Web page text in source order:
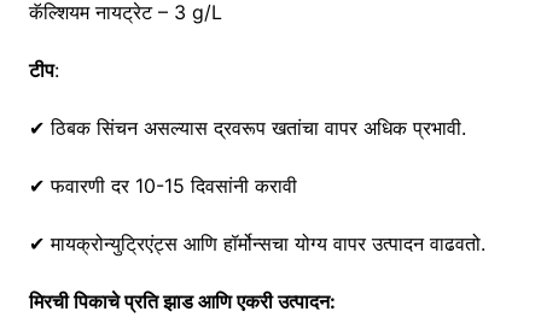
कॅल्शियम नायट्रेट – 3 g/L
टीप:
✔ ठिबक सिंचन असल्यास द्रवरूप खतांचा वापर अधिक प्रभावी.
✔ फवारणी दर 10-15 दिवसांनी करावी
✔ मायक्रोन्युट्रिएंट्स आणि हॉर्मोन्सचा योग्य वापर उत्पादन वाढवतो.
मिरची पिकाचे प्रति झाड आणि एकरी उत्पादन: